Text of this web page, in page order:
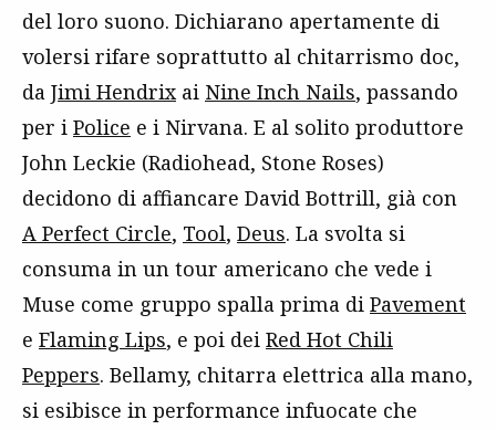
del loro suono. Dichiarano apertamente di
volersi rifare soprattutto al chitarrismo doc,
da Jimi Hendrix ai Nine Inch Nails, passando
per i Police e i Nirvana. E al solito produttore
John Leckie (Radiohead, Stone Roses)
decidono di affiancare David Bottrill, già con
A Perfect Circle, Tool, Deus. La svolta si
consuma in un tour americano che vede i
Muse come gruppo spalla prima di Pavement
e Flaming Lips, e poi dei Red Hot Chili
Peppers. Bellamy, chitarra elettrica alla mano,
si esibisce in performance infuocate che